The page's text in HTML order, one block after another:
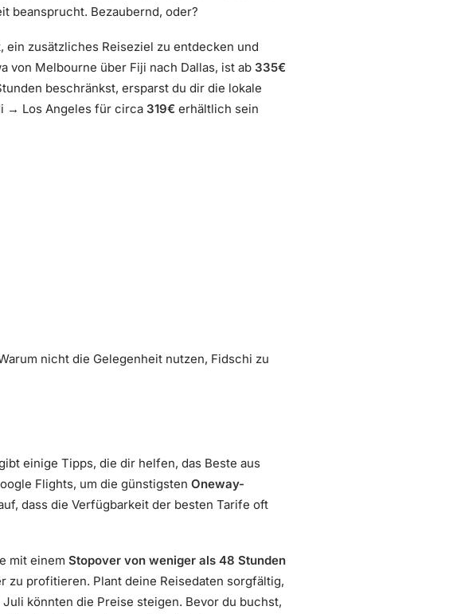
beansprucht. Bezaubernd, oder?
zusätzliches Reiseziel zu entdecken und
von Melbourne über Fiji nach Dallas, ist ab 335€
beschränkst, ersparst du dir die lokale
→ Los Angeles für circa 319€ erhältlich sein
nicht die Gelegenheit nutzen, Fidschi zu
einige Tipps, die dir helfen, das Beste aus
Flights, um die günstigsten Oneway-
dass die Verfügbarkeit der besten Tarife oft
mit einem Stopover von weniger als 48 Stunden
profitieren. Plant deine Reisedaten sorgfältig,
könnten die Preise steigen. Bevor du buchst,